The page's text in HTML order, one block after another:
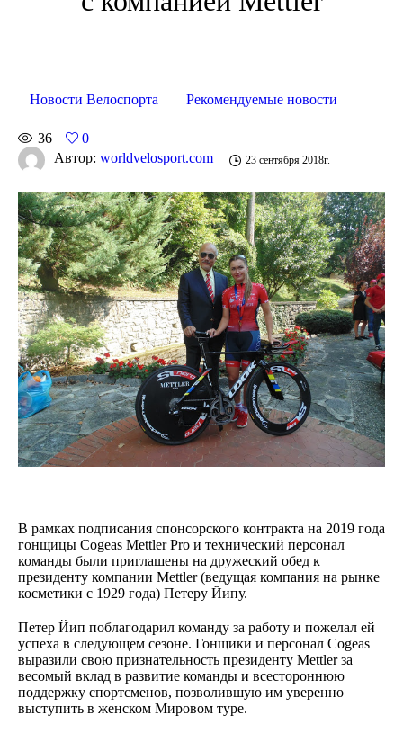
Новости Велоспорта Рекомендуемые новости
36
0
Автор: worldvelosport.com 23 сентября 2018г.
В рамках подписания спонсорского контракта на 2019 года
гонщицы Cogeas Mettler Pro и технический персонал
команды были приглашены на дружеский обед к
президенту компании Mettler (ведущая компания на рынке
косметики с 1929 года) Петеру Йипу.
Петер Йип поблагодарил команду за работу и пожелал ей
успеха в следующем сезоне. Гонщики и персонал Cogeas
выразили свою признательность президенту Mettler за
весомый вклад в развитие команды и всестороннюю
поддержку спортсменов, позволившую им уверенно
выступить в женском Мировом туре.